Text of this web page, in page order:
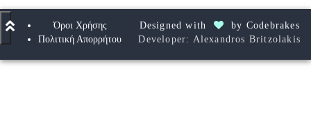
Όροι Χρήσης
Πολιτική Απορρήτου
Designed with by Codebrakes
Developer: Alexandros Britzolakis